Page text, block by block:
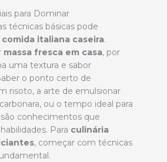
para Dominar
técnicas básicas pode
comida italiana caseira.
massa fresca em casa, por
uma textura e sabor
o ponto certo de
risoto, a arte de emulsionar
ou o tempo ideal para
conhecimentos que
Para culinária
, começar com técnicas